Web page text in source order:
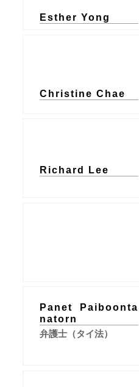
Esther Yong
Christine Chae
Richard Lee
Panet Paiboonta
natorn
弁護士（タイ法）